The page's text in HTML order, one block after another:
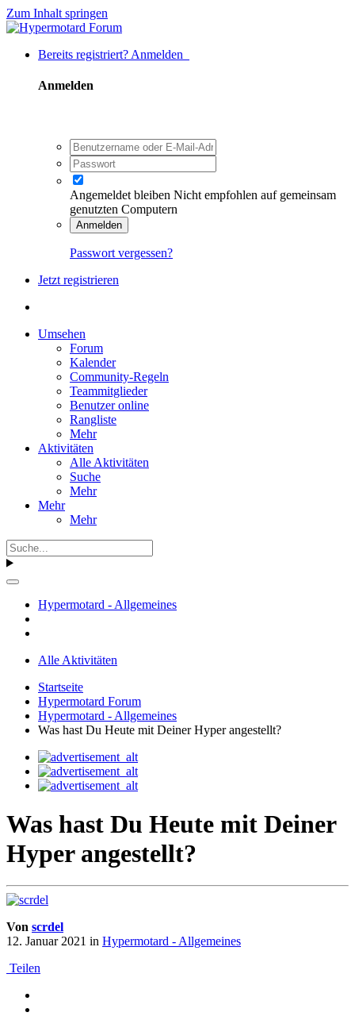
Zum Inhalt springen
Bereits registriert? Anmelden
Anmelden
Angemeldet bleiben Nicht empfohlen auf gemeinsam
genutzten Computern
Anmelden
Passwort vergessen?
Jetzt registrieren
Umsehen
Forum
Kalender
Community-Regeln
Teammitglieder
Benutzer online
Rangliste
Mehr
Aktivitäten
Alle Aktivitäten
Suche
Mehr
Mehr
Mehr
Hypermotard - Allgemeines
Alle Aktivitäten
Startseite
Hypermotard Forum
Hypermotard - Allgemeines
Was hast Du Heute mit Deiner Hyper angestellt?
Was hast Du Heute mit Deiner
Hyper angestellt?
Von scrdel
12. Januar 2021 in Hypermotard - Allgemeines
Teilen